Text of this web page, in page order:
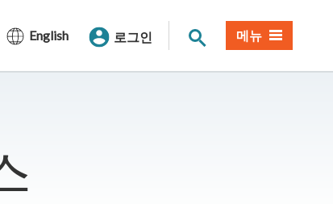
English 로그인 사이트 검색
메뉴